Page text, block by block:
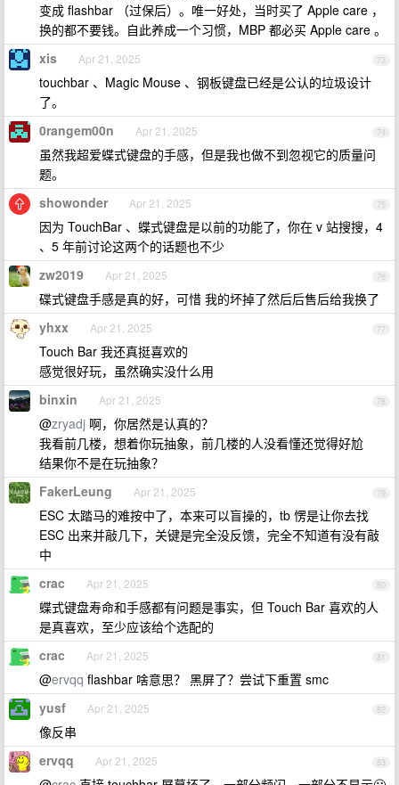
变成 flashbar （过保后）。唯一好处，当时买了 Apple care ，
换的都不要钱。自此养成一个习惯，MBP 都必买 Apple care 。
73
xis Apr 21, 2025
touchbar 、Magic Mouse 、钢板键盘已经是公认的垃圾设计
了。
74
0rangem00n Apr 21, 2025
虽然我超爱蝶式键盘的手感，但是我也做不到忽视它的质量问
题。
75
showonder Apr 21, 2025
因为 TouchBar 、蝶式键盘是以前的功能了，你在 v 站搜搜，4
、5 年前讨论这两个的话题也不少
76
zw2019 Apr 21, 2025
碟式键盘手感是真的好，可惜 我的坏掉了然后后售后给我换了
77
yhxx Apr 21, 2025
Touch Bar 我还真挺喜欢的
感觉很好玩，虽然确实没什么用
78
binxin Apr 21, 2025
@zryadj 啊，你居然是认真的？
我看前几楼，想着你玩抽象，前几楼的人没看懂还觉得好尬
结果你不是在玩抽象？
79
FakerLeung Apr 21, 2025
ESC 太踏马的难按中了，本来可以盲操的，tb 愣是让你去找
ESC 出来并敲几下，关键是完全没反馈，完全不知道有没有敲
中
80
crac Apr 21, 2025
蝶式键盘寿命和手感都有问题是事实，但 Touch Bar 喜欢的人
是真喜欢，至少应该给个选配的
81
crac Apr 21, 2025
@ervqq flashbar 啥意思？ 黑屏了？尝试下重置 smc
82
yusf Apr 21, 2025
像反串
83
ervqq Apr 21, 2025